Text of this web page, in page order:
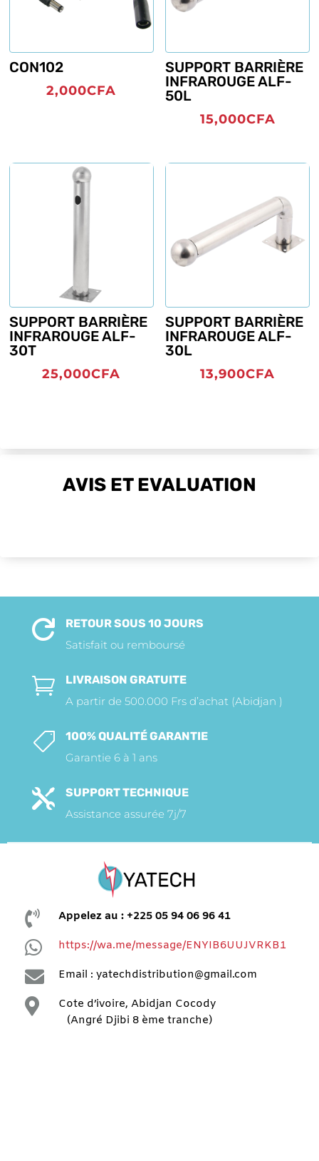
CON102
2,000CFA
SUPPORT BARRIÈRE
INFRAROUGE ALF-
50L
15,000CFA
SUPPORT BARRIÈRE
INFRAROUGE ALF-
30T
25,000CFA
SUPPORT BARRIÈRE
INFRAROUGE ALF-
30L
13,900CFA
AVIS ET EVALUATION

RETOUR SOUS 10 JOURS
Satisfait ou remboursé

LIVRAISON GRATUITE
A partir de 500.000 Frs d’achat (Abidjan )

100% QUALITÉ GARANTIE
Garantie 6 à 1 ans

SUPPORT TECHNIQUE
Assistance assurée 7j/7
 Appelez au : +225 05 94 06 96 41
 https://wa.me/message/ENYIB6UUJVRKB1
 Email : yatechdistribution@gmail.com

Cote d’ivoire, Abidjan Cocody
(Angré Djibi 8 ème tranche)